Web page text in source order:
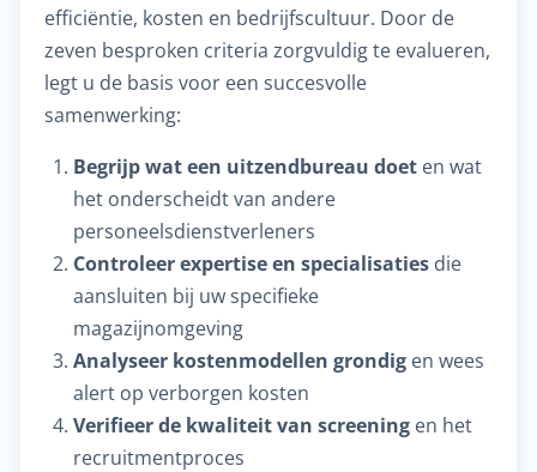
efficiëntie, kosten en bedrijfscultuur. Door de
zeven besproken criteria zorgvuldig te evalueren,
legt u de basis voor een succesvolle
samenwerking:
Begrijp wat een uitzendbureau doet en wat
het onderscheidt van andere
personeelsdienstverleners
Controleer expertise en specialisaties die
aansluiten bij uw specifieke
magazijnomgeving
Analyseer kostenmodellen grondig en wees
alert op verborgen kosten
Verifieer de kwaliteit van screening en het
recruitmentproces